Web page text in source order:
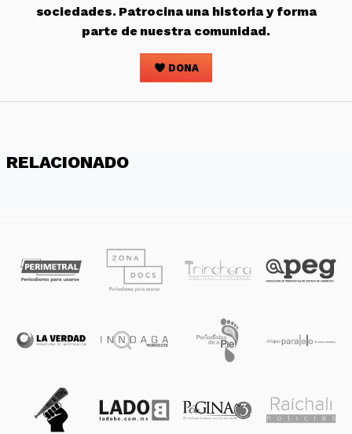
sociedades. Patrocina una historia y forma
parte de nuestra comunidad.
DONA
RELACIONADO